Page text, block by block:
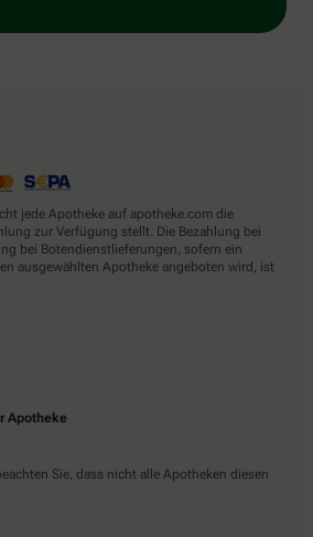
jede Apotheke auf apotheke.com die
zur Verfügung stellt. Die Bezahlung bei
bei Botendienstlieferungen, sofern ein
ausgewählten Apotheke angeboten wird, ist
Apotheke
Sie, dass nicht alle Apotheken diesen